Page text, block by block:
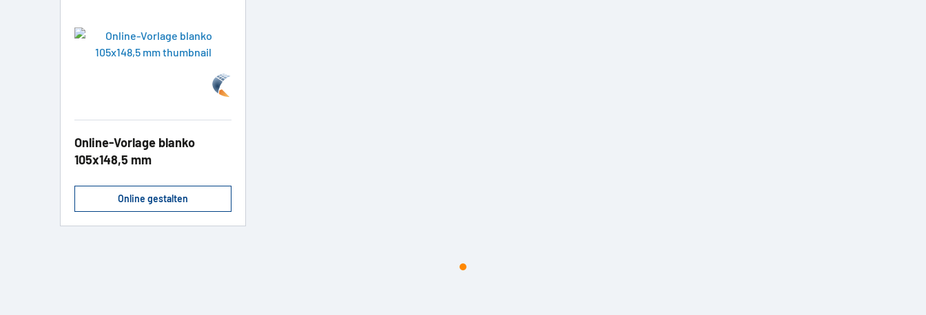
Online-Vorlage blanko
105x148,5 mm
Online gestalten